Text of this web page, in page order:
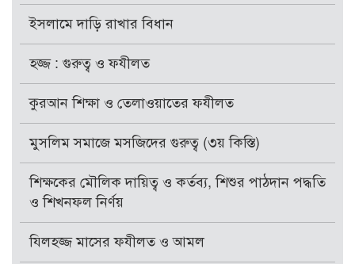
ইসলামে দাড়ি রাখার বিধান
হজ্জ : গুরুত্ব ও ফযীলত
কুরআন শিক্ষা ও তেলাওয়াতের ফযীলত
মুসলিম সমাজে মসজিদের গুরুত্ব (৩য় কিস্তি)
শিক্ষকের মৌলিক দায়িত্ব ও কর্তব্য, শিশুর পাঠদান পদ্ধতি
ও শিখনফল নির্ণয়
যিলহজ্জ মাসের ফযীলত ও আমল